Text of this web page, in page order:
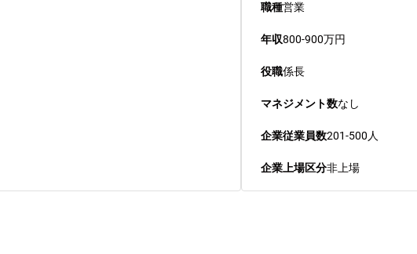
職種営業
年収800-900万円
役職係長
マネジメント数なし
企業従業員数201-500人
企業上場区分非上場